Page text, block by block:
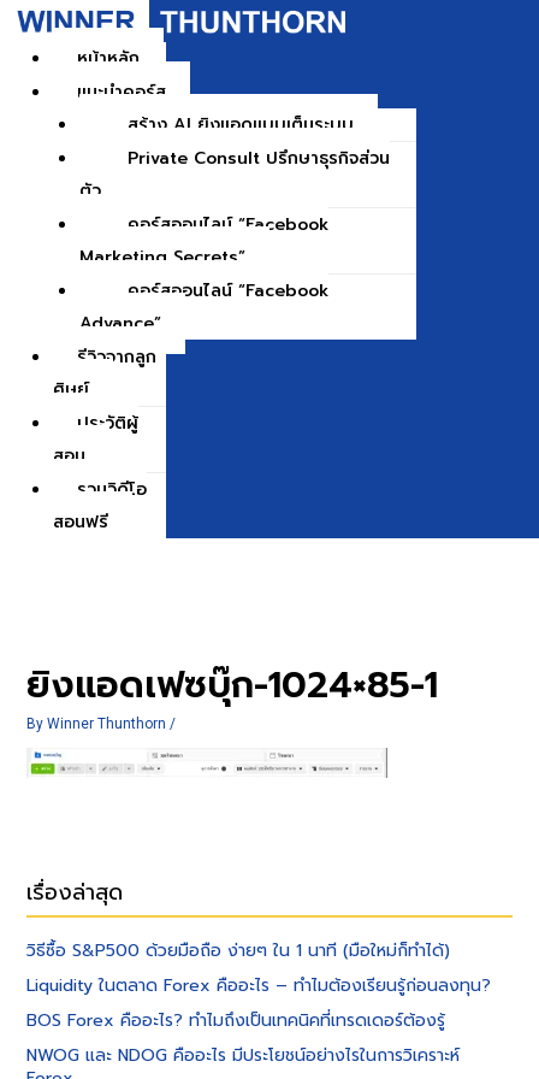
Skip
หน้าหลัก
แนะนำคอร์ส
สร้าง AI ยิงแอดแบบเต็มระบบ
Private Consult ปรึกษาธุรกิจส่วน
ตัว
คอร์สออนไลน์ “Facebook
Marketing Secrets”
คอร์สออนไลน์ “Facebook
Advance”
รีวิวจากลูก
ศิษย์
ประวัติผู้
สอน
รวมวิดีโอ
สอนฟรี
ยิงแอดเฟซบุ๊ก-1024×85-1
ByWinner Thunthorn /
เรื่องล่าสุด
วิธีซื้อ S&P500 ด้วยมือถือ ง่ายๆ ใน 1 นาที (มือใหม่ก็ทำได้)
Liquidity ในตลาด Forex คืออะไร – ทำไมต้องเรียนรู้ก่อนลงทุน?
BOS Forex คืออะไร? ทำไมถึงเป็นเทคนิคที่เทรดเดอร์ต้องรู้
NWOG และ NDOG คืออะไร มีประโยชน์อย่างไรในการวิเคราะห์